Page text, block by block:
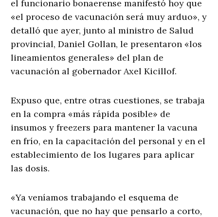
el funcionario bonaerense manifestó hoy que
«el proceso de vacunación será muy arduo», y
detalló que ayer, junto al ministro de Salud
provincial, Daniel Gollan, le presentaron «los
lineamientos generales» del plan de
vacunación al gobernador Axel Kicillof.
Expuso que, entre otras cuestiones, se trabaja
en la compra «más rápida posible» de
insumos y freezers para mantener la vacuna
en frío, en la capacitación del personal y en el
establecimiento de los lugares para aplicar
las dosis.
«Ya veníamos trabajando el esquema de
vacunación, que no hay que pensarlo a corto,